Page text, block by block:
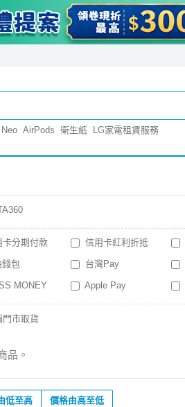
AirPods 衛生紙 LG家電租賃服務
卡分期付款 信用卡紅利折抵
錢包 台灣Pay
MONEY Apple Pay
門市取貨
品。
低至高 價格由高至低